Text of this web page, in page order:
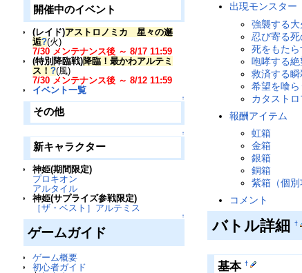
開催中のイベント
(レイド)アストロノミカ 星々の邂
逅?(火)
7/30 メンテナンス後 ～ 8/17 11:59
(特別降臨戦)降臨！最かわアルテミ
ス！ ?(風)
7/30 メンテナンス後 ～ 8/12 11:59
イベント一覧
↑
その他
↑
新キャラクター
神姫(期間限定)
プロキオン
アルタイル
神姫(サプライズ参戦限定)
［ザ・ベスト］アルテミス
↑
ゲームガイド
ゲーム概要
初心者ガイド
出現モンスター
強襲する大
忍び寄る死
死をもたら
咆哮する絶
救済する瞬
希望を喰ら
カタスト
報酬アイテム
虹箱
金箱
銀箱
銅箱
紫箱（個別
コメント
バトル詳細 †
基本†